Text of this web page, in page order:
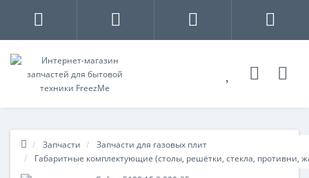
Запчасти
Запчасти для газовых плит
Габаритные комплектующие (столы, решётки, стекла, противни,